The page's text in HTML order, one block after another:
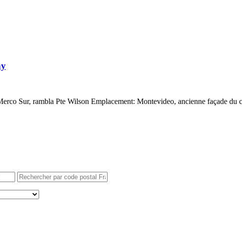
Sur, rambla Pte Wilson Emplacement: Montevideo, ancienne façade du